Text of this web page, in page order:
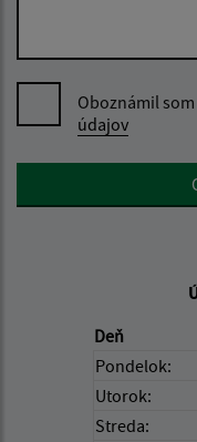
Oboznámil som
údajov
Google reCaptcha
Deň
Pondelok:
Utorok:
Streda: